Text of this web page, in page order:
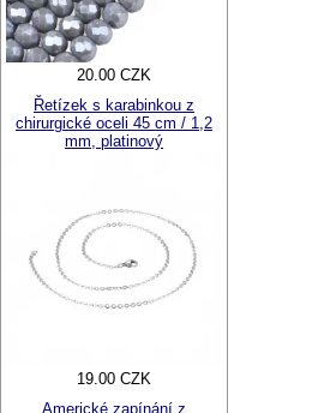
20.00 CZK
Řetízek s karabinkou z
chirurgické oceli 45 cm / 1,2
mm, platinový
19.00 CZK
Americké zapínání z